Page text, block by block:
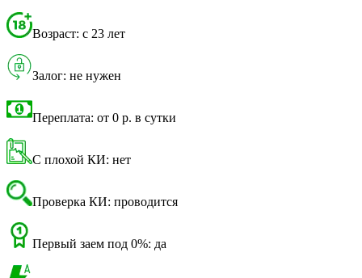
Возраст: с 23 лет
Залог: не нужен
Переплата: от 0 р. в сутки
С плохой КИ: нет
Проверка КИ: проводится
Первый заем под 0%: да